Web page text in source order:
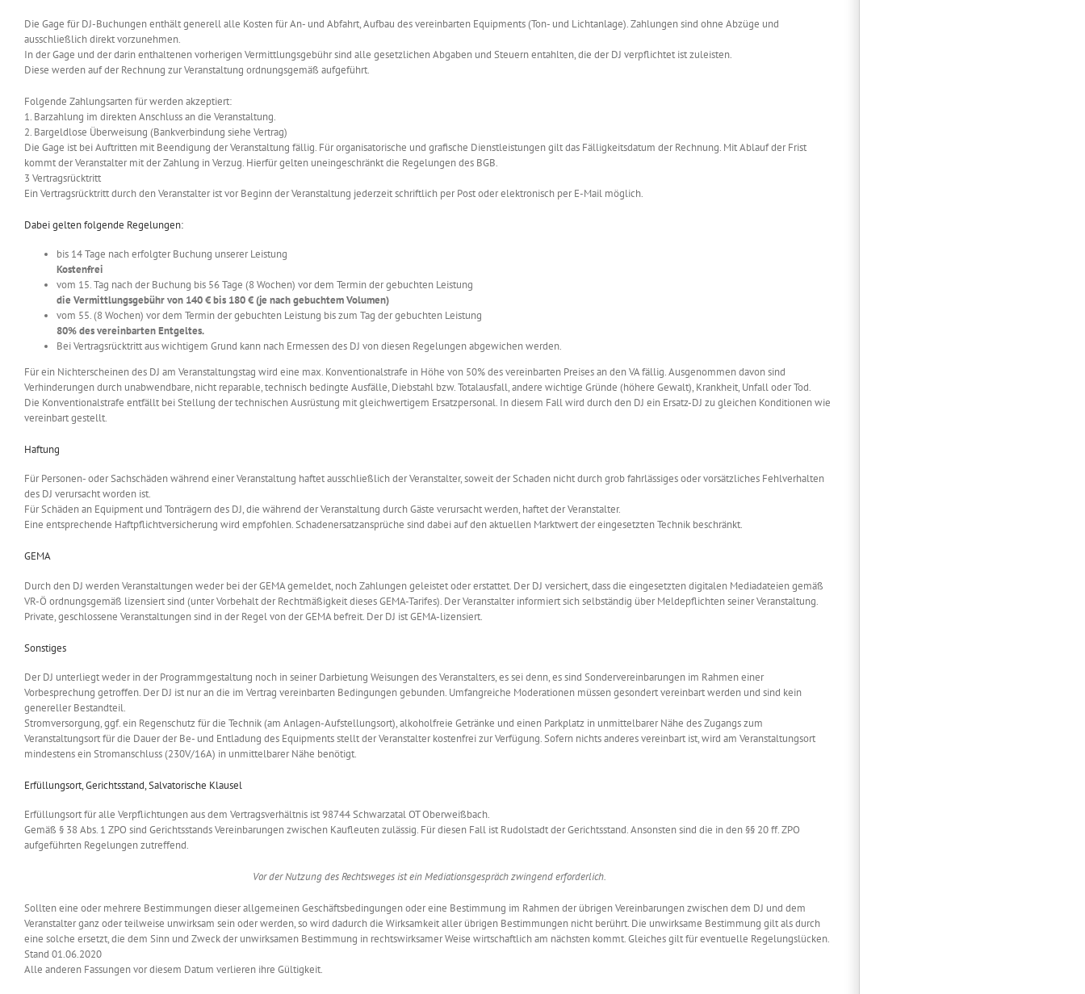
Die Gage für DJ-Buchungen enthält generell alle Kosten für An- und Abfahrt, Aufbau des vereinbarten Equipments (Ton- und Lichtanlage). Zahlungen sind ohne Abzüge und
ausschließlich direkt vorzunehmen.
In der Gage und der darin enthaltenen vorherigen Vermittlungsgebühr sind alle gesetzlichen Abgaben und Steuern entahlten, die der DJ verpflichtet ist zuleisten.
Diese werden auf der Rechnung zur Veranstaltung ordnungsgemäß aufgeführt.
Folgende Zahlungsarten für werden akzeptiert:
1. Barzahlung im direkten Anschluss an die Veranstaltung.
2. Bargeldlose Überweisung (Bankverbindung siehe Vertrag)
Die Gage ist bei Auftritten mit Beendigung der Veranstaltung fällig. Für organisatorische und grafische Dienstleistungen gilt das Fälligkeitsdatum der Rechnung. Mit Ablauf der Frist
kommt der Veranstalter mit der Zahlung in Verzug. Hierfür gelten uneingeschränkt die Regelungen des BGB.
3 Vertragsrücktritt
Ein Vertragsrücktritt durch den Veranstalter ist vor Beginn der Veranstaltung jederzeit schriftlich per Post oder elektronisch per E-Mail möglich.
Dabei gelten folgende Regelungen:
bis 14 Tage nach erfolgter Buchung unserer Leistung
Kostenfrei
vom 15. Tag nach der Buchung bis 56 Tage (8 Wochen) vor dem Termin der gebuchten Leistung
die Vermittlungsgebühr von 140 € bis 180 € (je nach gebuchtem Volumen)
vom 55. (8 Wochen) vor dem Termin der gebuchten Leistung bis zum Tag der gebuchten Leistung
80% des vereinbarten Entgeltes.
Bei Vertragsrücktritt aus wichtigem Grund kann nach Ermessen des DJ von diesen Regelungen abgewichen werden.
Für ein Nichterscheinen des DJ am Veranstaltungstag wird eine max. Konventionalstrafe in Höhe von 50% des vereinbarten Preises an den VA fällig. Ausgenommen davon sind
Verhinderungen durch unabwendbare, nicht reparable, technisch bedingte Ausfälle, Diebstahl bzw. Totalausfall, andere wichtige Gründe (höhere Gewalt), Krankheit, Unfall oder Tod.
Die Konventionalstrafe entfällt bei Stellung der technischen Ausrüstung mit gleichwertigem Ersatzpersonal. In diesem Fall wird durch den DJ ein Ersatz-DJ zu gleichen Konditionen wie
vereinbart gestellt.
Haftung
Für Personen- oder Sachschäden während einer Veranstaltung haftet ausschließlich der Veranstalter, soweit der Schaden nicht durch grob fahrlässiges oder vorsätzliches Fehlverhalten
des DJ verursacht worden ist.
Für Schäden an Equipment und Tonträgern des DJ, die während der Veranstaltung durch Gäste verursacht werden, haftet der Veranstalter.
Eine entsprechende Haftpflichtversicherung wird empfohlen. Schadenersatzansprüche sind dabei auf den aktuellen Marktwert der eingesetzten Technik beschränkt.
GEMA
Durch den DJ werden Veranstaltungen weder bei der GEMA gemeldet, noch Zahlungen geleistet oder erstattet. Der DJ versichert, dass die eingesetzten digitalen Mediadateien gemäß
VR-Ö ordnungsgemäß lizensiert sind (unter Vorbehalt der Rechtmäßigkeit dieses GEMA-Tarifes). Der Veranstalter informiert sich selbständig über Meldepflichten seiner Veranstaltung.
Private, geschlossene Veranstaltungen sind in der Regel von der GEMA befreit. Der DJ ist GEMA-lizensiert.
Sonstiges
Der DJ unterliegt weder in der Programmgestaltung noch in seiner Darbietung Weisungen des Veranstalters, es sei denn, es sind Sondervereinbarungen im Rahmen einer
Vorbesprechung getroffen. Der DJ ist nur an die im Vertrag vereinbarten Bedingungen gebunden. Umfangreiche Moderationen müssen gesondert vereinbart werden und sind kein
genereller Bestandteil.
Stromversorgung, ggf. ein Regenschutz für die Technik (am Anlagen-Aufstellungsort), alkoholfreie Getränke und einen Parkplatz in unmittelbarer Nähe des Zugangs zum
Veranstaltungsort für die Dauer der Be- und Entladung des Equipments stellt der Veranstalter kostenfrei zur Verfügung. Sofern nichts anderes vereinbart ist, wird am Veranstaltungsort
mindestens ein Stromanschluss (230V/16A) in unmittelbarer Nähe benötigt.
Erfüllungsort, Gerichtsstand, Salvatorische Klausel
Erfüllungsort für alle Verpflichtungen aus dem Vertragsverhältnis ist 98744 Schwarzatal OT Oberweißbach.
Gemäß § 38 Abs. 1 ZPO sind Gerichtsstands Vereinbarungen zwischen Kaufleuten zulässig. Für diesen Fall ist Rudolstadt der Gerichtsstand. Ansonsten sind die in den §§ 20 ff. ZPO
aufgeführten Regelungen zutreffend.
Vor der Nutzung des Rechtsweges ist ein Mediationsgespräch zwingend erforderlich.
Sollten eine oder mehrere Bestimmungen dieser allgemeinen Geschäftsbedingungen oder eine Bestimmung im Rahmen der übrigen Vereinbarungen zwischen dem DJ und dem
Veranstalter ganz oder teilweise unwirksam sein oder werden, so wird dadurch die Wirksamkeit aller übrigen Bestimmungen nicht berührt. Die unwirksame Bestimmung gilt als durch
eine solche ersetzt, die dem Sinn und Zweck der unwirksamen Bestimmung in rechtswirksamer Weise wirtschaftlich am nächsten kommt. Gleiches gilt für eventuelle Regelungslücken.
Stand 01.06.2020
Alle anderen Fassungen vor diesem Datum verlieren ihre Gültigkeit.